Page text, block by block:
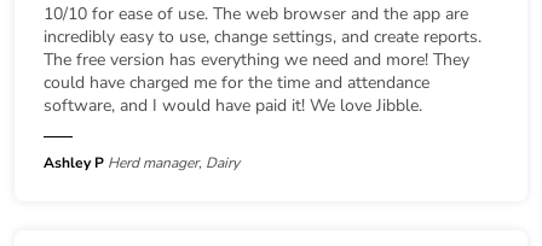
10/10 for ease of use. The web browser and the app are
incredibly easy to use, change settings, and create reports.
The free version has everything we need and more! They
could have charged me for the time and attendance
software, and I would have paid it! We love Jibble.
Ashley P Herd manager, Dairy